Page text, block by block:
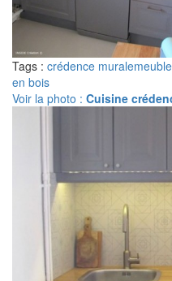
Tags : crédence murale
en bois
Voir la photo : Cuisine